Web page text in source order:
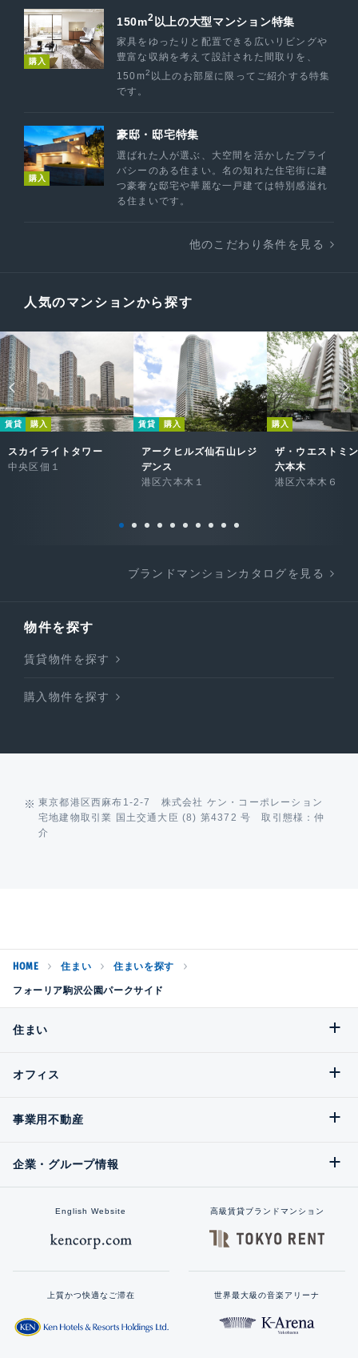
購入
150m2 以上の大型マンション特集
家具をゆったりと配置できる広いリビングや
豊富な収納を考えて設計された間取りを、
150m2 以上のお部屋に限ってご紹介する特集
です。
購入
豪邸・邸宅特集
選ばれた人が選ぶ、大空間を活かしたプライ
バシーのある住まい。名の知れた住宅街に建
つ豪奢な邸宅や華麗な一戸建ては特別感溢れ
る住まいです。
他のこだわり条件を見る
人気のマンションから探す
賃貸 購入
スカイライトタワー
中央区佃１
賃貸 購入
アークヒルズ仙石山レジ
デンス
港区六本木１
購入
ザ・ウエストミ
六本木
港区六本木６
ブランドマンションカタログを見る
物件を探す
賃貸物件を探す
購入物件を探す
東京都港区西麻布1-2-7 株式会社 ケン・コーポレーション
宅地建物取引業 国土交通大臣 (8) 第4372 号 取引態様：仲
介
HOME 住まい 住まいを探す
フォーリア駒沢公園パークサイド
住まい
オフィス
事業用不動産
企業・グループ情報
English Website 高級賃貸ブランドマンション
上質かつ快適なご滞在 世界最大級の音楽アリーナ